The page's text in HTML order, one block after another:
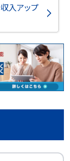
入アップ